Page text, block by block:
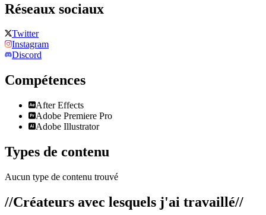
Réseaux sociaux
Twitter
Instagram
Discord
Compétences
After Effects
Adobe Premiere Pro
Adobe Illustrator
Types de contenu
Aucun type de contenu trouvé
//Créateurs avec lesquels j'ai travaillé//